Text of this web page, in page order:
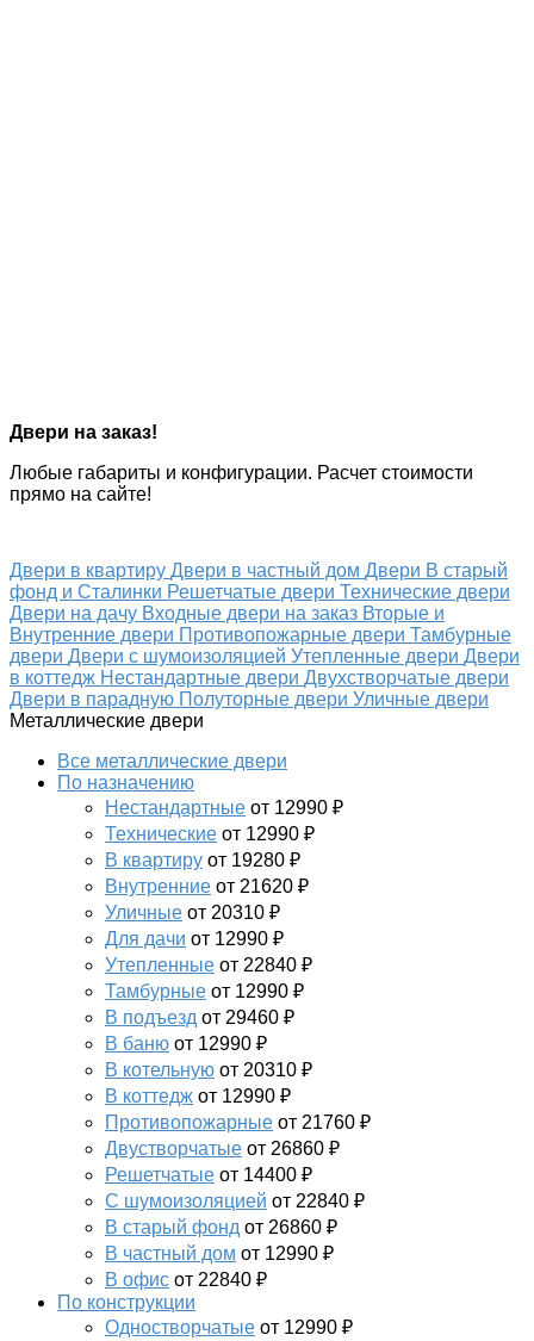
Двери на заказ!
Любые габариты и конфигурации. Расчет стоимости
прямо на сайте!
Двери в квартиру Двери в частный дом Двери В старый
фонд и Сталинки Решетчатые двери Технические двери
Двери на дачу Входные двери на заказ Вторые и
Внутренние двери Противопожарные двери Тамбурные
двери Двери с шумоизоляцией Утепленные двери Двери
в коттедж Нестандартные двери Двухстворчатые двери
Двери в парадную Полуторные двери Уличные двери
Металлические двери
Все металлические двери
По назначению
Нестандартные от 12990 ₽
Технические от 12990 ₽
В квартиру от 19280 ₽
Внутренние от 21620 ₽
Уличные от 20310 ₽
Для дачи от 12990 ₽
Утепленные от 22840 ₽
Тамбурные от 12990 ₽
В подъезд от 29460 ₽
В баню от 12990 ₽
В котельную от 20310 ₽
В коттедж от 12990 ₽
Противопожарные от 21760 ₽
Двустворчатые от 26860 ₽
Решетчатые от 14400 ₽
С шумоизоляцией от 22840 ₽
В старый фонд от 26860 ₽
В частный дом от 12990 ₽
В офис от 22840 ₽
По конструкции
Одностворчатые от 12990 ₽